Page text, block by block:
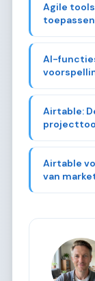
Agile
AI-
Airtable:
Airtable
van